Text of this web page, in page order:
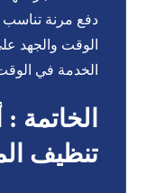
دفع مرنة تناسب
الوقت والجهد
الخدمة في
تنظيف